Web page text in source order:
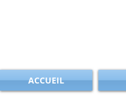
ACCUEIL